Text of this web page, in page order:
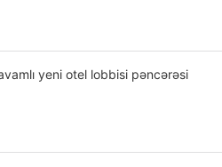
yeni otel lobbisi pəncərəsi